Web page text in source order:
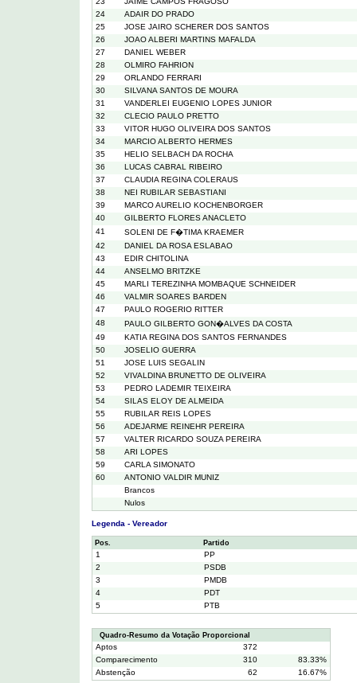
24
ADAIR DO PRADO
25
JOSE JAIRO SCHERER DOS SANTOS
26
JOAO ALBERI MARTINS MAFALDA
27
DANIEL WEBER
28
OLMIRO FAHRION
29
ORLANDO FERRARI
30
SILVANA SANTOS DE MOURA
31
VANDERLEI EUGENIO LOPES JUNIOR
32
CLECIO PAULO PRETTO
33
VITOR HUGO OLIVEIRA DOS SANTOS
34
MARCIO ALBERTO HERMES
35
HELIO SELBACH DA ROCHA
36
LUCAS CABRAL RIBEIRO
37
CLAUDIA REGINA COLERAUS
38
NEI RUBILAR SEBASTIANI
39
MARCO AURELIO KOCHENBORGER
40
GILBERTO FLORES ANACLETO
41
SOLENI DE F�TIMA KRAEMER
42
DANIEL DA ROSA ESLABAO
43
EDIR CHITOLINA
44
ANSELMO BRITZKE
45
MARLI TEREZINHA MOMBAQUE SCHNEIDER
46
VALMIR SOARES BARDEN
47
PAULO ROGERIO RITTER
48
PAULO GILBERTO GON�ALVES DA COSTA
49
KATIA REGINA DOS SANTOS FERNANDES
50
JOSELIO GUERRA
51
JOSE LUIS SEGALIN
52
VIVALDINA BRUNETTO DE OLIVEIRA
53
PEDRO LADEMIR TEIXEIRA
54
SILAS ELOY DE ALMEIDA
55
RUBILAR REIS LOPES
56
ADEJARME REINEHR PEREIRA
57
VALTER RICARDO SOUZA PEREIRA
58
ARI LOPES
59
CARLA SIMONATO
60
ANTONIO VALDIR MUNIZ
Brancos
Nulos
Legenda - Vereador
Pos. Partido
1
PP
2
PSDB
3
PMDB
4
PDT
5
PTB
Quadro-Resumo da Votação Proporcional
Aptos
372
Comparecimento
310
83.33%
Abstenção
62 16.67%